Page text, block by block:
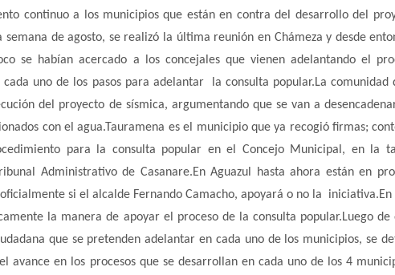
continuo a los municipios que están en contra del desarrollo del
de agosto, se realizó la última reunión en Chámeza y desde
se habían acercado a los concejales que vienen adelantando el
uno de los pasos para adelantar la consulta popular.La comunidad
del proyecto de sísmica, argumentando que se van a
con el agua.Tauramena es el municipio que ya recogió firmas;
para la consulta popular en el Concejo Municipal, en la
Administrativo de Casanare.En Aguazul hasta ahora están en
si el alcalde Fernando Camacho, apoyará o no la iniciativa.En
la manera de apoyar el proceso de la consulta popular.Luego de
que se pretenden adelantar en cada uno de los municipios, se
avance en los procesos que se desarrollan en cada uno de los 4